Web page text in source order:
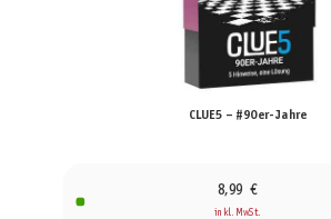
CLUE5 – #90er-Jahre
8,99 €
inkl. MwSt.